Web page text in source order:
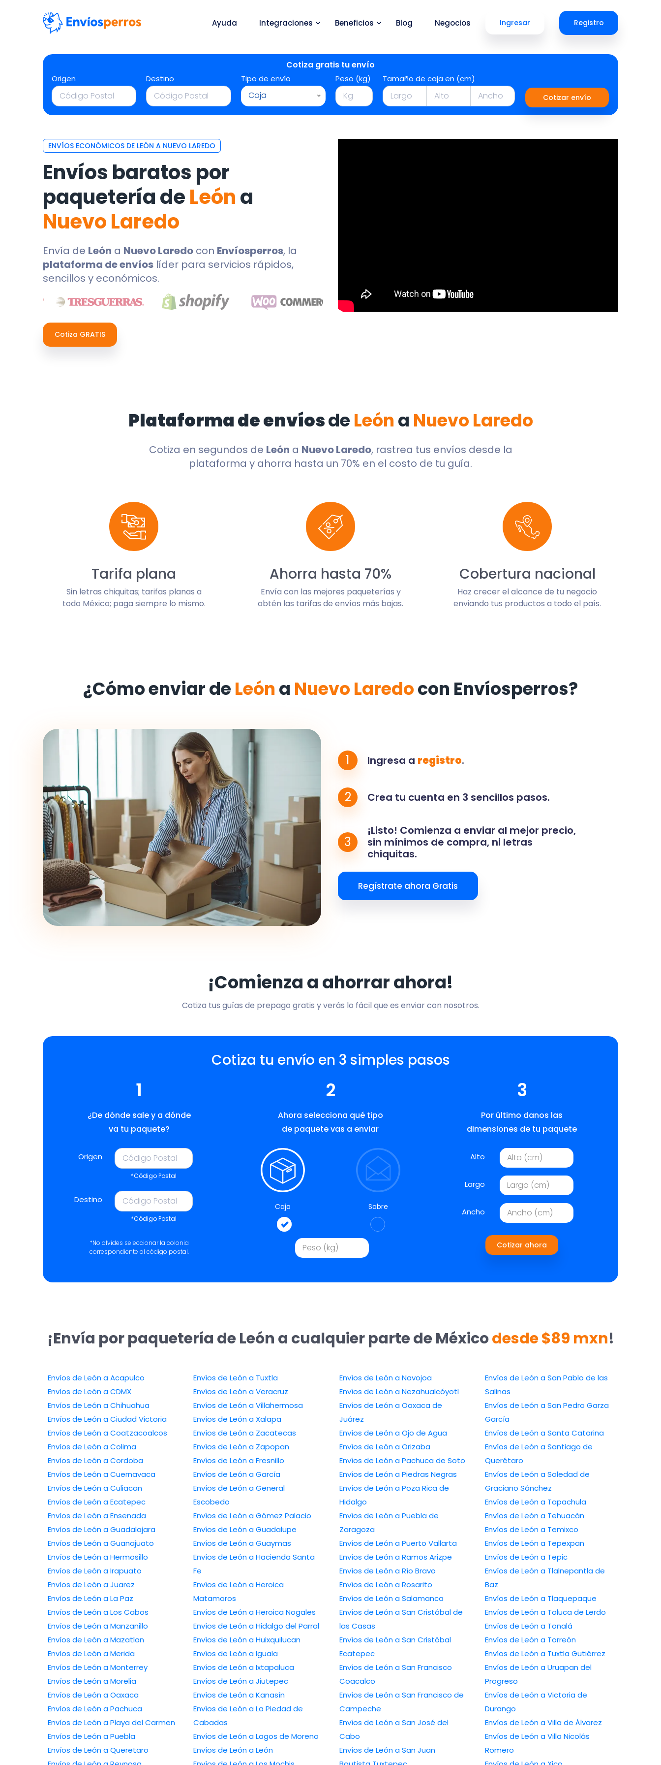
Ayuda Integraciones Beneficios Blog Negocios Ingresar Registro
Cotiza gratis tu envío
Origen Destino Tipo de envío
Caja
Peso (kg) Tamaño de caja en (cm)
Cotizar envío
ENVÍOS ECONÓMICOS DE LEÓN A NUEVO LAREDO
Envíos baratos por
paquetería deLeóna
Nuevo Laredo
Envía de León a Nuevo Laredo con Envíosperros, la
plataforma de envíos líder para servicios rápidos,
sencillos y económicos.
Cotiza GRATIS
Plataforma de envíosde León a Nuevo Laredo
Cotiza en segundos de León a Nuevo Laredo, rastrea tus envíos desde la
plataforma y ahorra hasta un 70% en el costo de tu guía.
Tarifa plana
Sin letras chiquitas; tarifas planas a
todo México; paga siempre lo mismo.
Ahorra hasta 70%
Envía con las mejores paqueterías y
obtén las tarifas de envíos más bajas.
Cobertura nacional
Haz crecer el alcance de tu negocio
enviando tus productos a todo el país.
¿Cómo enviar de León a Nuevo Laredocon Envíosperros?
1 Ingresa a registro.
2 Crea tu cuenta en 3 sencillos pasos.
3
¡Listo! Comienza a enviar al mejor precio,
sin mínimos de compra, ni letras
chiquitas.
Regístrate ahora Gratis
¡Comienza a ahorrar ahora!
Cotiza tus guías de prepago gratis y verás lo fácil que es enviar con nosotros.
Cotiza tu envío en 3 simples pasos
1
¿De dónde sale y a dónde
va tu paquete?
Origen
*Código Postal
Destino
*Código Postal
*No olvides seleccionar la colonia
correspondiente al código postal.
2
Ahora selecciona qué tipo
de paquete vas a enviar
Caja Sobre
3
Por último danos las
dimensiones de tu paquete
Alto
Largo
Ancho
Cotizar ahora
¡Envía por paquetería de León a cualquier parte de Méxicodesde $89 mxn!
Envíos de León a Acapulco
Envíos de León a CDMX
Envíos de León a Chihuahua
Envíos de León a Ciudad Victoria
Envíos de León a Coatzacoalcos
Envíos de León a Colima
Envíos de León a Cordoba
Envíos de León a Cuernavaca
Envíos de León a Culiacan
Envíos de León a Ecatepec
Envíos de León a Ensenada
Envíos de León a Guadalajara
Envíos de León a Guanajuato
Envíos de León a Hermosillo
Envíos de León a Irapuato
Envíos de León a Juarez
Envíos de León a La Paz
Envíos de León a Los Cabos
Envíos de León a Manzanillo
Envíos de León a Mazatlan
Envíos de León a Merida
Envíos de León a Monterrey
Envíos de León a Morelia
Envíos de León a Oaxaca
Envíos de León a Pachuca
Envíos de León a Playa del Carmen
Envíos de León a Puebla
Envíos de León a Queretaro
Envíos de León a Tuxtla
Envíos de León a Veracruz
Envíos de León a Villahermosa
Envíos de León a Xalapa
Envíos de León a Zacatecas
Envíos de León a Zapopan
Envíos de León a Fresnillo
Envíos de León a García
Envíos de León a General
Escobedo
Envíos de León a Gómez Palacio
Envíos de León a Guadalupe
Envíos de León a Guaymas
Envíos de León a Hacienda Santa
Fe
Envíos de León a Heroica
Matamoros
Envíos de León a Heroica Nogales
Envíos de León a Hidalgo del Parral
Envíos de León a Huixquilucan
Envíos de León a Iguala
Envíos de León a Ixtapaluca
Envíos de León a Jiutepec
Envíos de León a Kanasín
Envíos de León a La Piedad de
Cabadas
Envíos de León a Lagos de Moreno
Envíos de León a León
Envíos de León a Navojoa
Envíos de León a Nezahualcóyotl
Envíos de León a Oaxaca de
Juárez
Envíos de León a Ojo de Agua
Envíos de León a Orizaba
Envíos de León a Pachuca de Soto
Envíos de León a Piedras Negras
Envíos de León a Poza Rica de
Hidalgo
Envíos de León a Puebla de
Zaragoza
Envíos de León a Puerto Vallarta
Envíos de León a Ramos Arizpe
Envíos de León a Río Bravo
Envíos de León a Rosarito
Envíos de León a Salamanca
Envíos de León a San Cristóbal de
las Casas
Envíos de León a San Cristóbal
Ecatepec
Envíos de León a San Francisco
Coacalco
Envíos de León a San Francisco de
Campeche
Envíos de León a San José del
Cabo
Envíos de León a San Juan
Envíos de León a San Pablo de las
Salinas
Envíos de León a San Pedro Garza
García
Envíos de León a Santa Catarina
Envíos de León a Santiago de
Querétaro
Envíos de León a Soledad de
Graciano Sánchez
Envíos de León a Tapachula
Envíos de León a Tehuacán
Envíos de León a Temixco
Envíos de León a Tepexpan
Envíos de León a Tepic
Envíos de León a Tlalnepantla de
Baz
Envíos de León a Tlaquepaque
Envíos de León a Toluca de Lerdo
Envíos de León a Tonalá
Envíos de León a Torreón
Envíos de León a Tuxtla Gutiérrez
Envíos de León a Uruapan del
Progreso
Envíos de León a Victoria de
Durango
Envíos de León a Villa de Álvarez
Envíos de León a Villa Nicolás
Romero